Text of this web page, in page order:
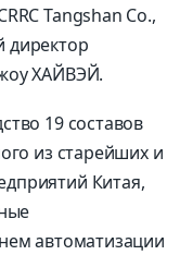
Tangshan Co.,
ХАЙВЭЙ.
19 составов
из старейших и
Китая,
автоматизации